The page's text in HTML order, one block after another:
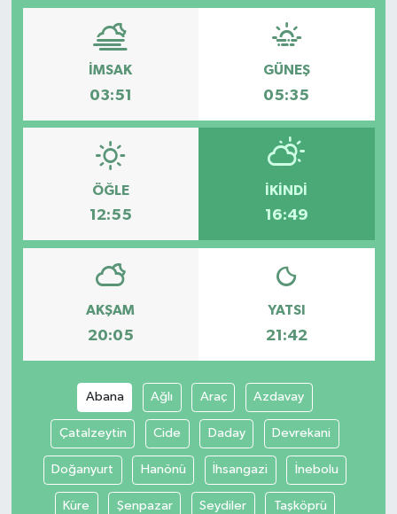
İMSAK
03:51
GÜNEŞ
05:35
ÖĞLE
12:55
İKINDI
16:49
AKŞAM
20:05
YATSI
21:42
Abana Ağlı Araç Azdavay
Çatalzeytin Cide Daday Devrekani
Doğanyurt Hanönü İhsangazi İnebolu
Küre Şenpazar Seydiler Taşköprü
OTOMOBİL
SAGLIK
SİYASET